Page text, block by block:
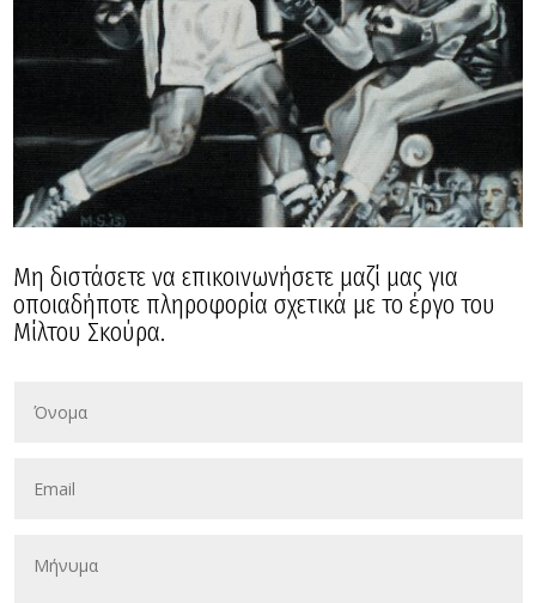
Μη διστάσετε να επικοινωνήσετε μαζί μας για
οποιαδήποτε πληροφορία σχετικά με το έργο του
Μίλτου Σκούρα.